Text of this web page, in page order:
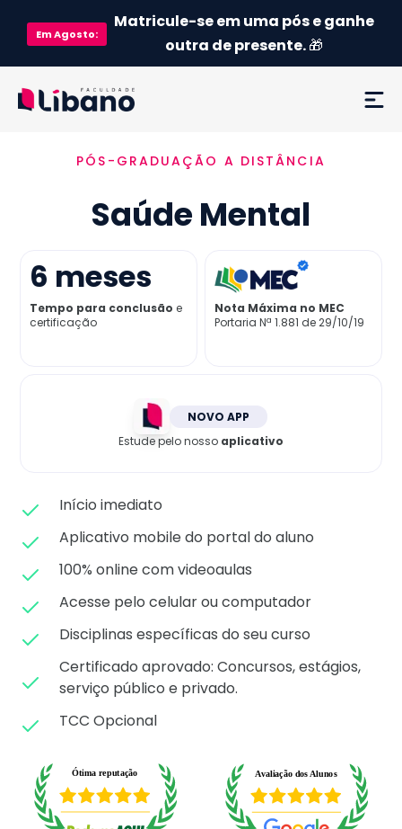
EmAgosto:
Matricule-se em uma pós e ganhe
outra de presente.🎁
Ementa
Como funciona
Credenciamento MEC
Preço
PÓS-GRADUAÇÃO A DISTÂNCIA
Saúde Mental
6 meses
Tempo para conclusão e
certificação
Nota Máxima no MEC
Portaria Nª 1.881 de 29/10/19
NOVO APP
Estude pelo nosso aplicativo
Início imediato
Aplicativo mobile do portal do aluno
100% online com videoaulas
Acesse pelo celular ou computador
Disciplinas específicas do seu curso
Certificado aprovado: Concursos, estágios,
serviço público e privado.
TCC Opcional